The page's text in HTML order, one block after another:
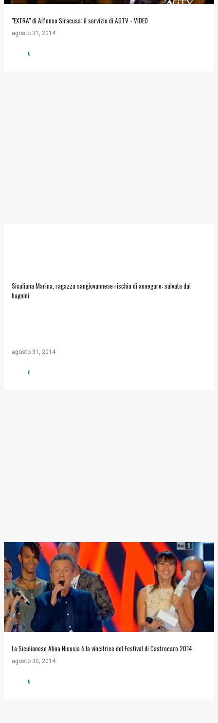
"EXTRA" di Alfonso Siracusa: il servizio di AGTV - VIDEO
agosto 31, 2014
0
Siculiana Marina, ragazza sangiovannese rischia di annegare: salvata dai
bagnini
agosto 31, 2014
0
La Siculianese Alina Nicosia è la vincitrice del Festival di Castrocaro 2014
agosto 30, 2014
6